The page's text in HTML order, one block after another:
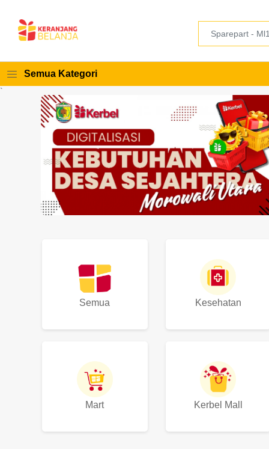
Semua Kategori
`
Semua Kesehatan
Mart Kerbel Mall